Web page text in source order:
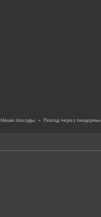
Наши походы » Поход через